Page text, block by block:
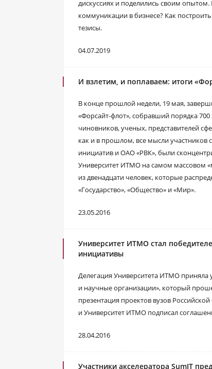
дискуссиях и поделились своим
коммуникации в бизнесе? Как
тезисы.
04.07.2019
И взлетим, и поплаваем: итоги
В конце прошлой недели, 19 мая,
«Форсайт-флот», собравший порядка
чиновников, ученых, представителей
как и в прошлом, все мысли участников
инициатив и ОАО «РВК», были
Университет ИТМО на самом массовом
из двенадцати человек, которые
«Государство», «Общество» и «Мир».
23.05.2016
Университет ИТМО стал
инициативы
Делегация Университета ИТМО приняла
и научные организации», который
презентация проектов вузов
и Университет ИТМО подписал
28.04.2016
Участники акселератора SumIT